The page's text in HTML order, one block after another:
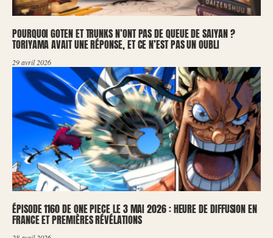
POURQUOI GOTEN ET TRUNKS N’ONT PAS DE QUEUE DE SAIYAN ?
TORIYAMA AVAIT UNE RÉPONSE, ET CE N’EST PAS UN OUBLI
29 avril 2026
ÉPISODE 1160 DE ONE PIECE LE 3 MAI 2026 : HEURE DE DIFFUSION EN
FRANCE ET PREMIÈRES RÉVÉLATIONS